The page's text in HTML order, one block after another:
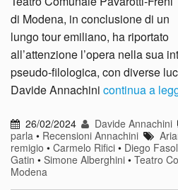
di Modena, in conclusione di un
lungo tour emiliano, ha riportato
all’attenzione l’opera nella sua
pseudo-filologica, con diverse
Davide Annachini continua a
26/02/2024 Davide Annachini
parla • Recensioni Annachini
remigio • Carmelo Rifici • Diego
Gatin • Simone Alberghini • Teatro
Modena